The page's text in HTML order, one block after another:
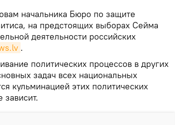
начальника Бюро по защите
на предстоящих выборах Сейма
деятельности российских
.
политических процессов в других
задач всех национальных
кульминацией этих политических
зависит.